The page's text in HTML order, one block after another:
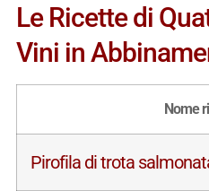
Le Ricette di
Vini in
Nome
Pirofila di trota